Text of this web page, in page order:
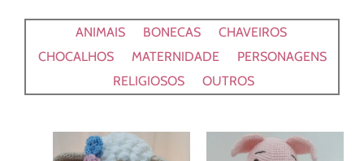
ANIMAIS BONECAS
CHAVEIROS
CHOCALHOS
MATERNIDADE
PERSONAGENS
RELIGIOSOS
OUTROS